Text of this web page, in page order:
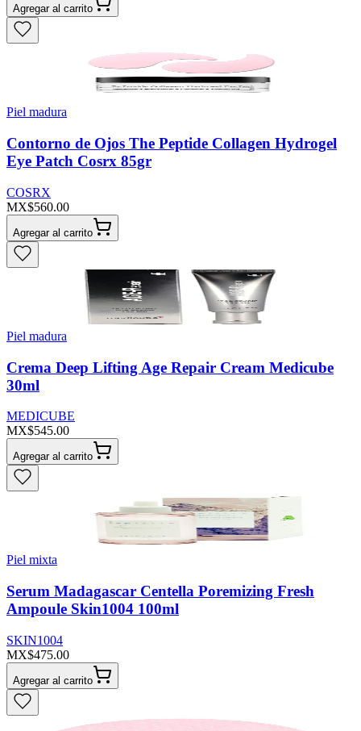
Agregar al carrito
Piel madura
Contorno de Ojos The Peptide Collagen Hydrogel
Eye Patch Cosrx 85gr
COSRX
MX$560.00
Agregar al carrito
Piel madura
Crema Deep Lifting Age Repair Cream Medicube
30ml
MEDICUBE
MX$545.00
Agregar al carrito
Piel mixta
Serum Madagascar Centella Poremizing Fresh
Ampoule Skin1004 100ml
SKIN1004
MX$475.00
Agregar al carrito